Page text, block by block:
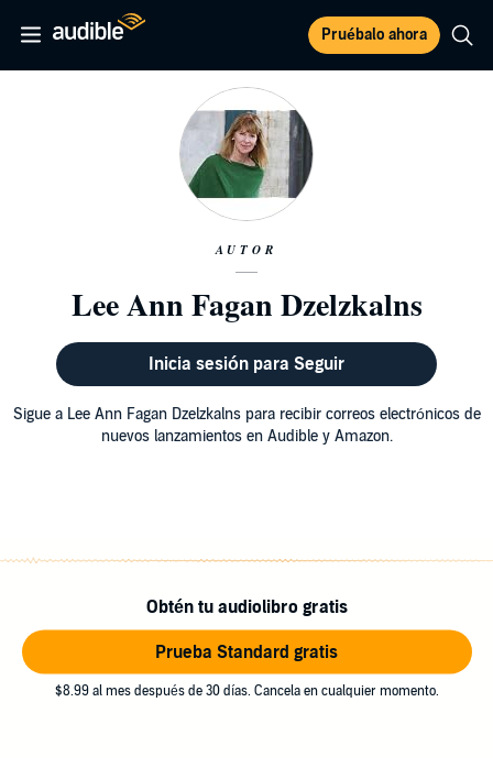
Pruébalo ahora
AUTOR
Lee Ann Fagan Dzelzkalns
Inicia sesión para Seguir
Sigue a Lee Ann Fagan Dzelzkalns para recibir correos electrónicos de
nuevos lanzamientos en Audible y Amazon.
Obtén tu audiolibro gratis
Prueba Standard gratis
$8.99 al mes después de 30 días. Cancela en cualquier momento.